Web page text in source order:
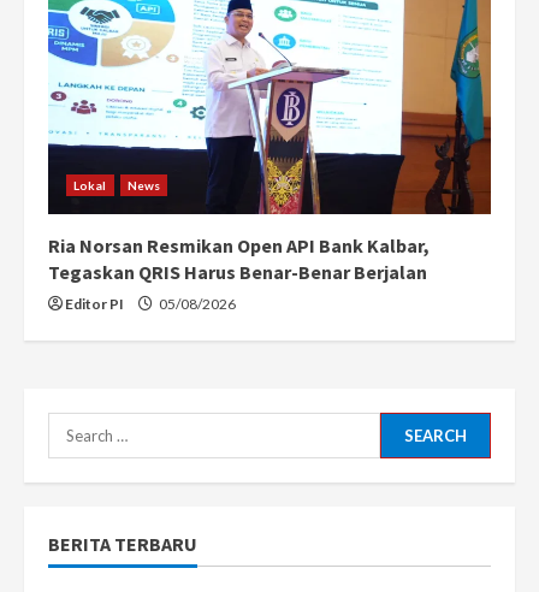
Lokal News
Ria Norsan Resmikan Open API Bank Kalbar,
Tegaskan QRIS Harus Benar-Benar Berjalan
Editor PI 05/08/2026
Search
for:
BERITA TERBARU